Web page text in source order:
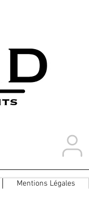
Mentions Légales